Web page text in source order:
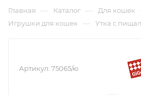
Главная — Каталог — Для кошек
Игрушки для кошек — Утка с
Артикул: 75065/ю